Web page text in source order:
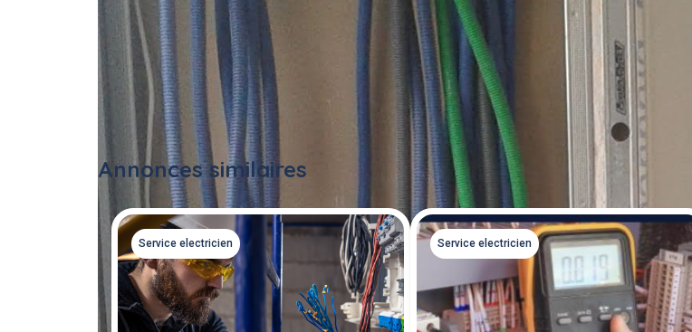
Annonces similaires
Service electricien Service electricien